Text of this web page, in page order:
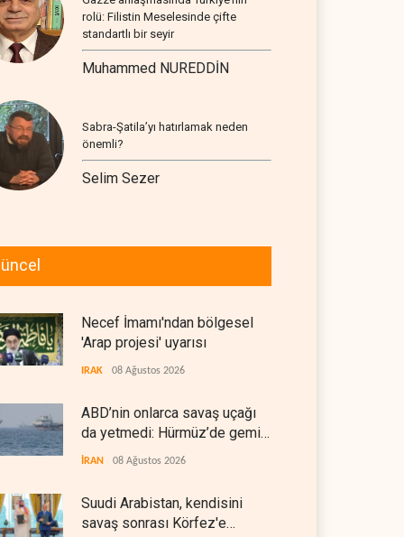
rolü: Filistin Meselesinde çifte
standartlı bir seyir
Muhammed NUREDDİN
Sabra-Şatila’yı hatırlamak neden
önemli?
Selim Sezer
Necef İmamı'ndan bölgesel
'Arap projesi' uyarısı
IRAK 08 Ağustos 2026
ABD’nin onlarca savaş uçağı
da yetmedi: Hürmüz’de gemi
vuruldu
İRAN 08 Ağustos 2026
Suudi Arabistan, kendisini
savaş sonrası Körfez'e